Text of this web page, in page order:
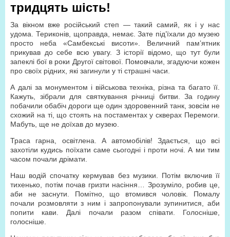
тридцять шість!
За вікном вже російський степ — такий самий, як і у нас
удома. Териконів, щоправда, немає. Зате під’їхали до музею
просто неба «Самбекські висоти». Величний пам’ятник
прикував до себе всю увагу. З історії відомо, що тут були
запеклі бої в роки Другої світової. Помовчали, згадуючи кожен
про своїх рідних, які загинули у ті страшні часи.
А далі за монументом і військова техніка, різна та багато її.
Кажуть, зібрали для святкування річниці битви. За годину
побачили обабіч дороги ще один здоровенний танк, зовсім не
схожий на ті, що стоять на постаментах у скверах Перемоги.
Мабуть, ще не доїхав до музею.
Траса гарна, освітлена. А автомобілів! Здається, що всі
захотіли кудись поїхати саме сьогодні і проти ночі. А ми тим
часом почали дрімати.
Наш водій спочатку кермував без музики. Потім включив її
тихенько, потім почав гризти насіння… Зрозуміло, робив це,
аби не заснути. Помітно, що втомився чоловік. Помалу
почали розмовляти з ним і запропонували зупинитися, аби
попити кави. Далі почали разом співати. Голосніше,
голосніше.